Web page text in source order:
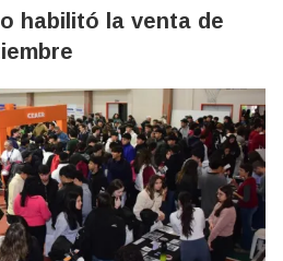
habilitó la venta de